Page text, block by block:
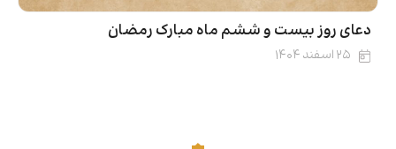
دعای روز بیست و ششم ماه مبارک رمضان
۲۵ اسفند ۱۴۰۴